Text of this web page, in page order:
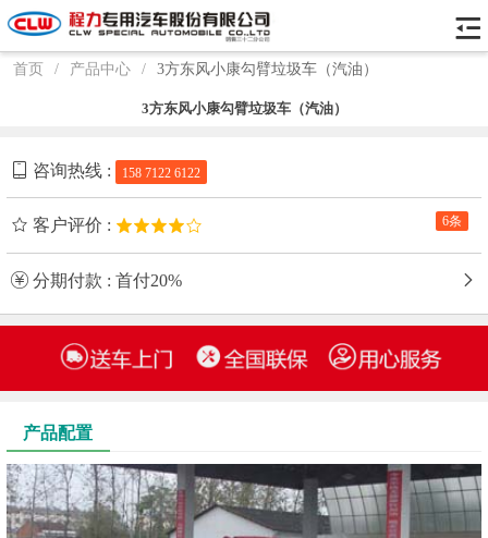
首页 / 产品中心 / 3方东风小康勾臂垃圾车（汽油）
3方东风小康勾臂垃圾车（汽油）
咨询热线 : 158 7122 6122
6条
客户评价 :
分期付款 : 首付20%
产品配置